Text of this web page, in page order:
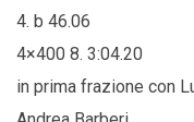
4. b 46.06
4×400 8. 3:04.20
in prima frazione con